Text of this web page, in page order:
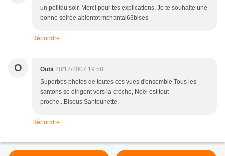
un petitdu soir. Merci pour tes explications. Je te souhaite une
bonne soirée abientot mchantal63bises
Répondre
O Oubi 20/12/2007 19:58
Superbes photos de toutes ces vues d'ensemble.Tous les
santons se dirigent vers la crèche, Noël est tout
proche...Bisous Santounette.
Répondre